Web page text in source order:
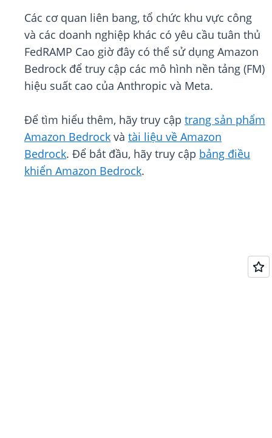
Các cơ quan liên bang, tổ chức khu vực công
và các doanh nghiệp khác có yêu cầu tuân thủ
FedRAMP Cao giờ đây có thể sử dụng Amazon
Bedrock để truy cập các mô hình nền tảng (FM)
hiệu suất cao của Anthropic và Meta.
Để tìm hiểu thêm, hãy truy cập trang sản phẩm
Amazon Bedrock và tài liệu về Amazon
Bedrock. Để bắt đầu, hãy truy cập bảng điều
khiển Amazon Bedrock.